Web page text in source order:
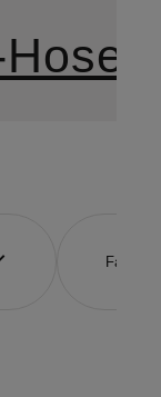
Farbe